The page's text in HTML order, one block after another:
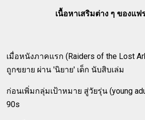
เนื้อหาเสริมต่าง ๆ ของแฟ
เมื่อหนังภาคแรก (Raiders of the Lost
ถูกขยาย ผ่าน 'นิยาย' เด็ก นับสิบเล่ม
ก่อนเพิ่มกลุ่มเป้าหมาย สู่วัยรุ่น (young
90s